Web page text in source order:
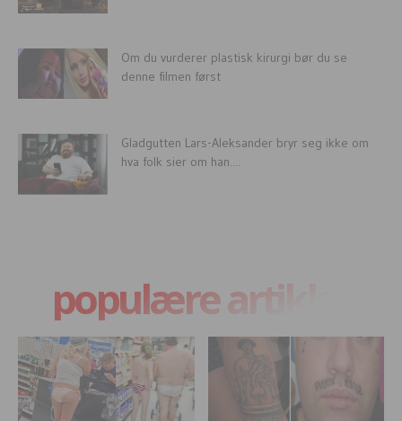
Om du vurderer plastisk kirurgi bør du se
denne filmen først
Gladgutten Lars-Aleksander bryr seg ikke om
hva folk sier om han....
populære artikler